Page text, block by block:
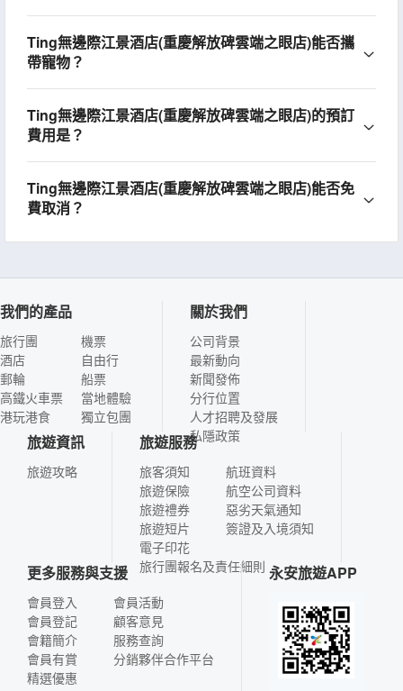
Ting無邊際江景酒店(重慶解放碑雲端之眼店)能否攜
帶寵物？
Ting無邊際江景酒店(重慶解放碑雲端之眼店)的預訂
費用是？
Ting無邊際江景酒店(重慶解放碑雲端之眼店)能否免
費取消？
我們的產品
旅行團
酒店
郵輪
高鐵火車票
港玩港食
機票
自由行
船票
當地體驗
獨立包團
關於我們
公司背景
最新動向
新聞發佈
分行位置
人才招聘及發展
私隱政策
旅遊資訊
旅遊攻略
旅遊服務
旅客須知
旅遊保險
旅遊禮券
旅遊短片
電子印花
航班資料
航空公司資料
惡劣天氣通知
簽證及入境須知
旅行團報名及責任細則
更多服務與支援
會員登入
會員登記
會籍簡介
會員有賞
精選優惠
會員活動
顧客意見
服務查詢
分銷夥伴合作平台
永安旅遊APP